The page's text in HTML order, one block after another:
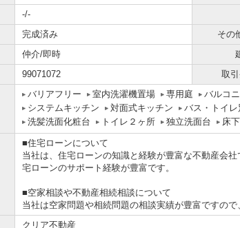
-/-
完成済み その
仲介/即時
99071072 取
バリアフリー 室内洗濯機置場 専用庭 バルコ
システムキッチン
対面式キッチン バス・トイレ
洗髪洗面化粧台
トイレ２ヶ所 独立洗面台 床
■住宅ローンについて
当社は、住宅ローンの知識と経験が豊富な不動産会
宅ローンのサポート経験が豊富です。
■空家相談や不動産相続相談について
当社は空家問題や相続問題の相談実績が豊富ですの
クリア不動産